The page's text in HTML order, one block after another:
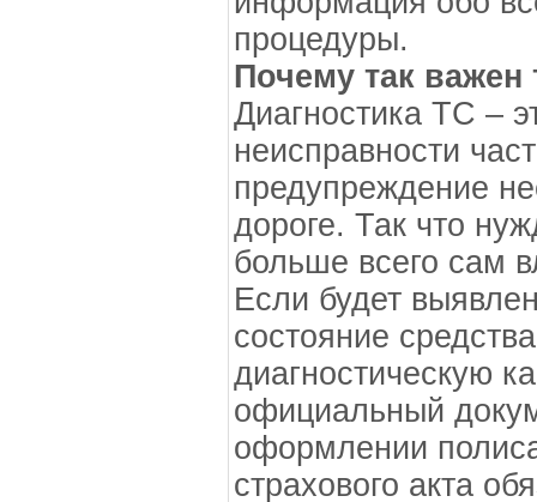
процедуры.
Почему так важен
Диагностика ТС –
неисправности
предупреждение
дороге. Так что
больше всего сам
Если будет
состояние
диагностическую
официальный
оформлении
страхового акта